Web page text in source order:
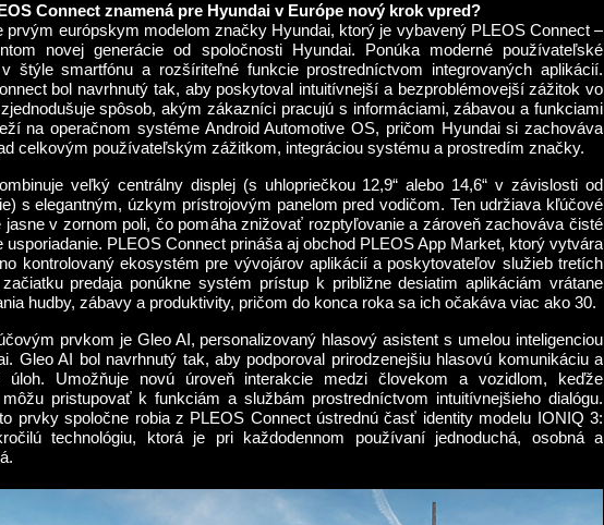
Connect znamená pre Hyundai v Európe nový krok vpred?
prvým európskym modelom značky Hyundai, ktorý je vybavený PLEOS Connect –
novej generácie od spoločnosti Hyundai. Ponúka moderné používateľské
štýle smartfónu a rozšíriteľné funkcie prostredníctvom integrovaných aplikácií.
bol navrhnutý tak, aby poskytoval intuitívnejší a bezproblémovejší zážitok vo
spôsob, akým zákazníci pracujú s informáciami, zábavou a funkciami
na operačnom systéme Android Automotive OS, pričom Hyundai si zachováva
celkovým používateľským zážitkom, integráciou systému a prostredím značky.
veľký centrálny displej (s uhlopriečkou 12,9“ alebo 14,6“ v závislosti od
s elegantným, úzkym prístrojovým panelom pred vodičom. Ten udržiava kľúčové
jasne v zornom poli, čo pomáha znižovať rozptyľovanie a zároveň zachováva čisté
usporiadanie. PLEOS Connect prináša aj obchod PLEOS App Market, ktorý vytvára
kontrolovaný ekosystém pre vývojárov aplikácií a poskytovateľov služieb tretích
predaja ponúkne systém prístup k približne desiatim aplikáciám vrátane
hudby, zábavy a produktivity, pričom do konca roka sa ich očakáva viac ako 30.
prvkom je Gleo AI, personalizovaný hlasový asistent s umelou inteligenciou
Gleo AI bol navrhnutý tak, aby podporoval prirodzenejšiu hlasovú komunikáciu a
úloh. Umožňuje novú úroveň interakcie medzi človekom a vozidlom, keďže
pristupovať k funkciám a službám prostredníctvom intuitívnejšieho dialógu.
prvky spoločne robia z PLEOS Connect ústrednú časť identity modelu IONIQ 3:
technológiu, ktorá je pri každodennom používaní jednoduchá, osobná a